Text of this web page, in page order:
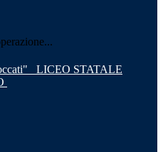
LICEO STATALE